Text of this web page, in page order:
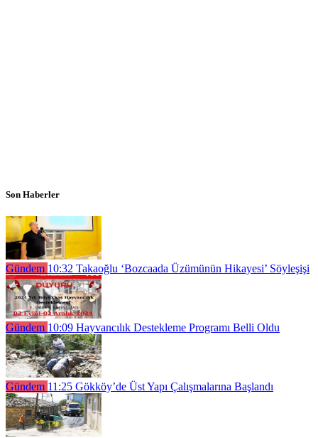
Son Haberler
Gündem 10:32 Takaoğlu ‘Bozcaada Üzümünün Hikayesi’ Söyleşişi
Gündem 10:09 Hayvancılık Destekleme Programı Belli Oldu
Gündem 11:25 Gökköy’de Üst Yapı Çalışmalarına Başlandı